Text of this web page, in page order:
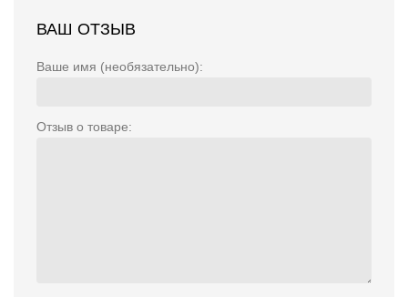
ВАШ ОТЗЫВ
Ваше имя (необязательно):
Отзыв о товаре: